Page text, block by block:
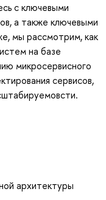
с ключевыми
а также ключевыми
мы рассмотрим, как
на базе
микросервисного
сервисов,
архитектуры